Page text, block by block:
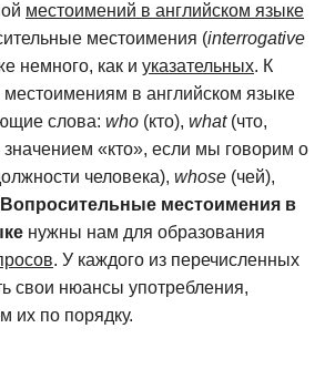
местоимений в английском языке
местоимения (interrogative
немного, как и указательных. К
в английском языке
слова: who (кто), what(что,
значением «кто», если мы говорим о
человека), whose (чей),
Вопросительные местоимения в
нужны нам для образования
. У каждого из перечисленных
свои нюансы употребления,
их по порядку.